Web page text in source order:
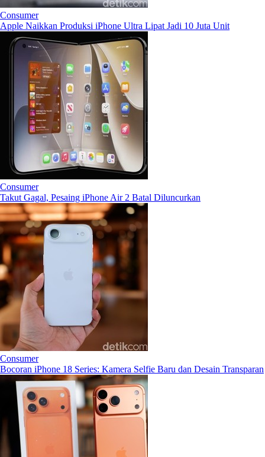
Consumer
Apple Naikkan Produksi iPhone Ultra Lipat Jadi 10 Juta Unit
Consumer
Takut Gagal, Pesaing iPhone Air 2 Batal Diluncurkan
Consumer
Bocoran iPhone 18 Series: Kamera Selfie Baru dan Desain Transparan